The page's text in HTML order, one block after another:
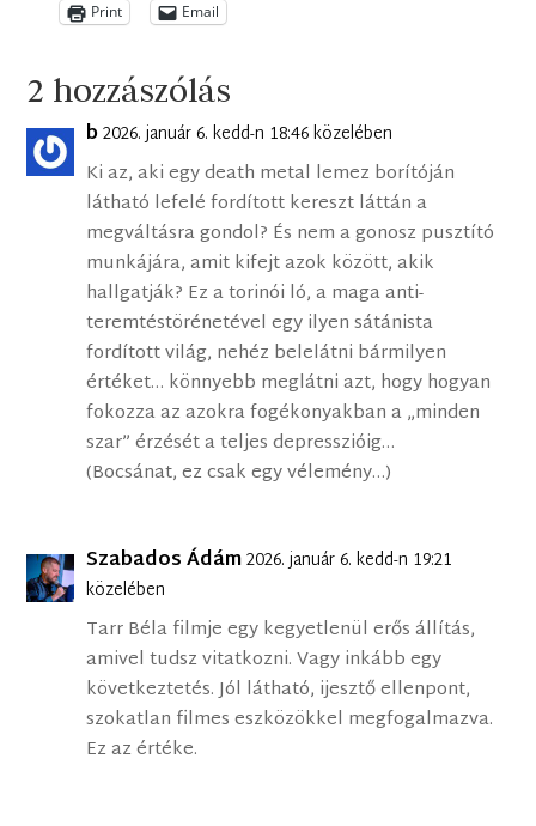
Print Email
2 hozzászólás
b2026. január 6. kedd-n 18:46 közelében
Ki az, aki egy death metal lemez borítóján
látható lefelé fordított kereszt láttán a
megváltásra gondol? És nem a gonosz pusztító
munkájára, amit kifejt azok között, akik
hallgatják? Ez a torinói ló, a maga anti-
teremtéstörénetével egy ilyen sátánista
fordított világ, nehéz belelátni bármilyen
értéket… könnyebb meglátni azt, hogy hogyan
fokozza az azokra fogékonyakban a „minden
szar” érzését a teljes depresszióig…
(Bocsánat, ez csak egy vélemény…)
Szabados Ádám2026. január 6. kedd-n 19:21
közelében
Tarr Béla filmje egy kegyetlenül erős állítás,
amivel tudsz vitatkozni. Vagy inkább egy
következtetés. Jól látható, ijesztő ellenpont,
szokatlan filmes eszközökkel megfogalmazva.
Ez az értéke.